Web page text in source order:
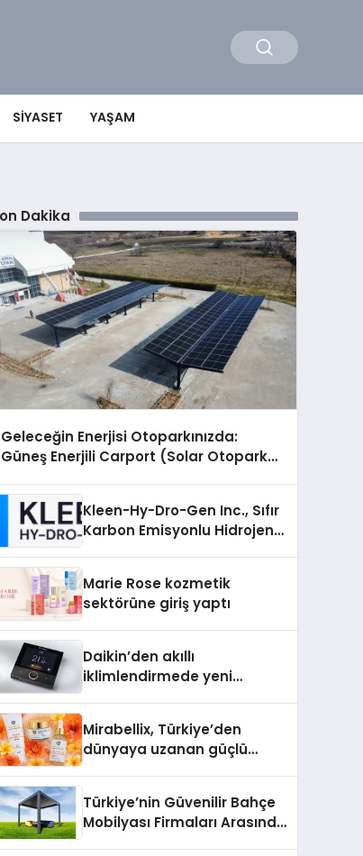
SIYASET YAŞAM
Dakika
Geleceğin Enerjisi Otoparkınızda:
Güneş Enerjili Carport (Solar Otopark)
Kleen-Hy-Dro-Gen Inc., Sıfır
Karbon Emisyonlu Hidrojen
Aldı
Marie Rose kozmetik
sektörüne giriş yaptı
Daikin’den akıllı
iklimlendirmede yeni
Mirabellix, Türkiye’den
dünyaya uzanan güçlü
Türkiye’nin Güvenilir Bahçe
Mobilyası Firmaları Arasında